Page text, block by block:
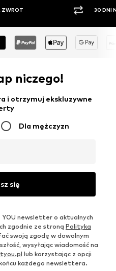
niczego!
i otrzymuj ekskluzywne
Dla mężczyzn
się
newsletter o aktualnych
zgodnie ze stroną Polityka
swoją zgodę w dowolnym
wysyłając wiadomość na
lub korzystając z opcji
każdego newslettera.